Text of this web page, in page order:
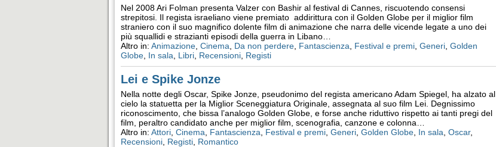
Nel 2008 Ari Folman presenta Valzer con Bashir al festival di Cannes, riscuotendo consensi
strepitosi. Il regista israeliano viene premiato addirittura con il Golden Globe per il miglior film
straniero con il suo magnifico dolente film di animazione che narra delle vicende legate a uno dei
più squallidi e strazianti episodi della guerra in Libano…
Altro in: Animazione Cinema Da non perdere Fantascienza Festival e premi Generi Golden
Globe In sala Libri Recensioni Registi
Lei e Spike Jonze
Nella notte degli Oscar, Spike Jonze, pseudonimo del regista americano Adam Spiegel, ha alzato al
cielo la statuetta per la Miglior Sceneggiatura Originale, assegnata al suo film Lei. Degnissimo
riconoscimento, che bissa l’analogo Golden Globe, e forse anche riduttivo rispetto ai tanti pregi del
film, peraltro candidato anche per miglior film, scenografia, canzone e colonna…
Altro in: Attori Cinema Fantascienza Festival e premi Generi Golden Globe In sala Oscar,
Recensioni Registi Romantico